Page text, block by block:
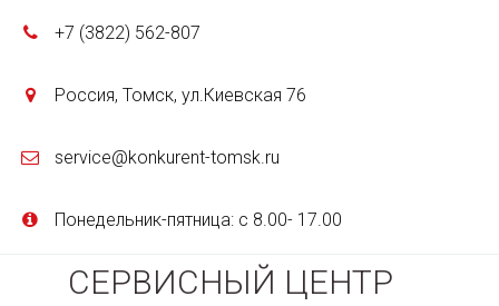
+7 (3822) 562-807
Россия, Томск, ул.Киевская 76
service@konkurent-tomsk.ru
Понедельник-пятница: с 8.00- 17.00
СЕРВИСНЫЙ ЦЕНТР